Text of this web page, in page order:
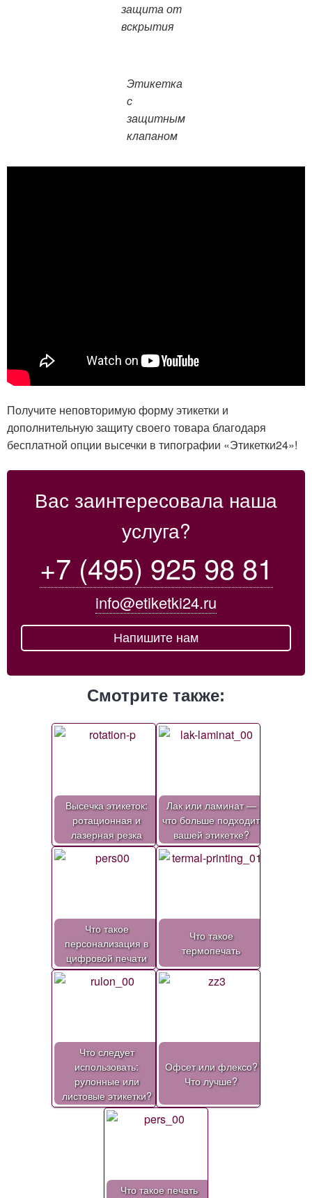
защита от
вскрытия
Этикетка
с
защитным
клапаном
Получите неповторимую форму этикетки и
дополнительную защиту своего товара благодаря
бесплатной опции высечки в типографии «Этикетки24»!
Вас заинтересовала наша
услуга?
+7 (495) 925 98 81
info@etiketki24.ru
Напишите нам
Смотрите также:
Высечка этикеток:
ротационная и
лазерная резка
Лак или ламинат —
что больше подходит
вашей этикетке?
Что такое
персонализация в
цифровой печати
Что такое
термопечать
Что следует
использовать:
рулонные или
листовые этикетки?
Офсет или флексо?
Что лучше?
Что такое печать